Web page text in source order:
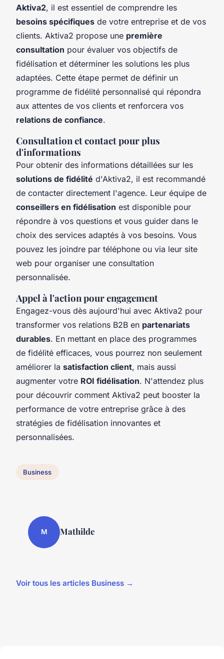
Aktiva2, il est essentiel de comprendre les
besoins spécifiques de votre entreprise et de vos
clients. Aktiva2 propose une première
consultation pour évaluer vos objectifs de
fidélisation et déterminer les solutions les plus
adaptées. Cette étape permet de définir un
programme de fidélité personnalisé qui répondra
aux attentes de vos clients et renforcera vos
relations de confiance.
Consultation et contact pour plus
d'informations
Pour obtenir des informations détaillées sur les
solutions de fidélité d'Aktiva2, il est recommandé
de contacter directement l'agence. Leur équipe de
conseillers en fidélisation est disponible pour
répondre à vos questions et vous guider dans le
choix des services adaptés à vos besoins. Vous
pouvez les joindre par téléphone ou via leur site
web pour organiser une consultation
personnalisée.
Appel à l'action pour engagement
Engagez-vous dès aujourd'hui avec Aktiva2 pour
transformer vos relations B2B en partenariats
durables. En mettant en place des programmes
de fidélité efficaces, vous pourrez non seulement
améliorer la satisfaction client, mais aussi
augmenter votre ROI fidélisation. N'attendez plus
pour découvrir comment Aktiva2 peut booster la
performance de votre entreprise grâce à des
stratégies de fidélisation innovantes et
personnalisées.
Business
M Mathilde
Voir tous les articles Business →